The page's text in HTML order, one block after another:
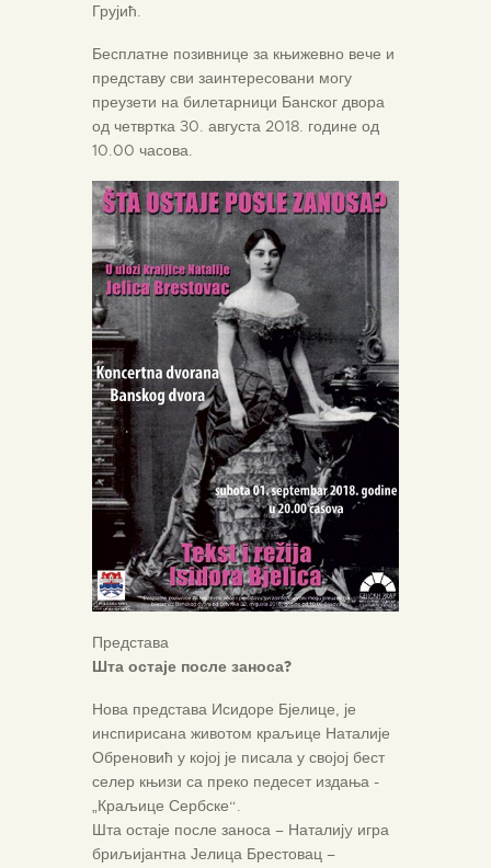
Грујић.
Бесплатне позивнице за књижевно вече и
представу сви заинтересовани могу
преузети на билетарници Банског двора
од четвртка 30. августа 2018. године од
10.00 часова.
Представа
Шта остаје после заноса?
Нова представа Исидоре Бјелице, је
инспирисана животом краљице Наталије
Обреновић у којој је писала у својој бест
селер књизи са преко педесет издања -
„Краљице Сербске“.
Шта остаје после заноса – Наталијy игра
бриљијантна Јелица Брестовац –